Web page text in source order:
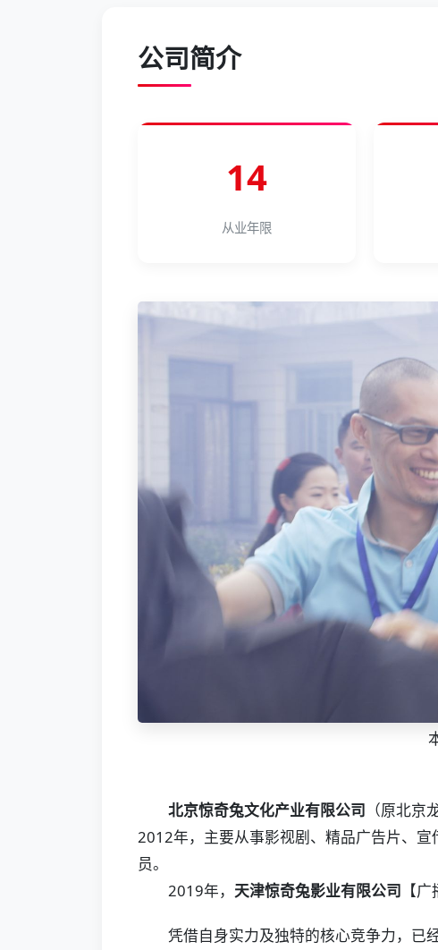
公司简介
14
从业年限
北京惊奇兔文化产业有限公司 （原北
2012年，主要从事影视剧、精品广告片、
员。
2019年， 天津惊奇兔影业有限公司 【
凭借自身实力及独特的核心竞争力，已